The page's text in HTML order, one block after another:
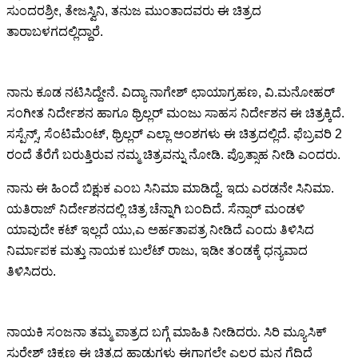
ಸುಂದರಶ್ರೀ, ತೇಜಸ್ವಿನಿ, ತನುಜ ಮುಂತಾದವರು ಈ ಚಿತ್ರದ
ತಾರಾಬಳಗದಲ್ಲಿದ್ದಾರೆ.
ನಾನು ಕೂಡ ನಟಿಸಿದ್ದೇನೆ. ವಿದ್ಯಾ ನಾಗೇಶ್ ಛಾಯಾಗ್ರಹಣ, ವಿ.ಮನೋಹರ್
ಸಂಗೀತ ನಿರ್ದೇಶನ ಹಾಗೂ ಥ್ರಿಲ್ಲರ್ ಮಂಜು ಸಾಹಸ ನಿರ್ದೇಶನ ಈ ಚಿತ್ರಕ್ಕಿದೆ.
ಸಸ್ಪೆನ್ಸ್, ಸೆಂಟಿಮೆಂಟ್, ಥ್ರಿಲ್ಲರ್ ಎಲ್ಲಾ ಅಂಶಗಳು ಈ ಚಿತ್ರದಲ್ಲಿದೆ. ಫೆಬ್ರವರಿ 2
ರಂದೆ ತೆರೆಗೆ ಬರುತ್ತಿರುವ ನಮ್ಮ ಚಿತ್ರವನ್ನು ನೋಡಿ. ಪ್ರೊತ್ಸಾಹ ನೀಡಿ ಎಂದರು.
ನಾನು ಈ ಹಿಂದೆ ಬಿಕ್ಷುಕ ಎಂಬ ಸಿನಿಮಾ ಮಾಡಿದ್ದೆ. ಇದು ಎರಡನೇ ಸಿನಿಮಾ.
ಯತಿರಾಜ್ ನಿರ್ದೇಶನದಲ್ಲಿ ಚಿತ್ರ ಚೆನ್ನಾಗಿ ಬಂದಿದೆ. ಸೆನ್ಸಾರ್ ಮಂಡಳಿ
ಯಾವುದೇ ಕಟ್ ಇಲ್ಲದೆ ಯು,ಎ ಅರ್ಹತಾಪತ್ರ ನೀಡಿದೆ ಎಂದು ತಿಳಿಸಿದ
ನಿರ್ಮಾಪಕ ಮತ್ತು ನಾಯಕ ಬುಲೆಟ್ ರಾಜು, ಇಡೀ ತಂಡಕ್ಕೆ ಧನ್ಯವಾದ
ತಿಳಿಸಿದರು.
ನಾಯಕಿ ಸಂಜನಾ ತಮ್ಮ ಪಾತ್ರದ ಬಗ್ಗೆ ಮಾಹಿತಿ ನೀಡಿದರು. ಸಿರಿ ಮ್ಯೂಸಿಕ್
ಸುರೇಶ್ ಚಿಕ್ಕಣ್ಣ ಈ ಚಿತ್ರದ ಹಾಡುಗಳು ಈಗಾಗಲೇ ಎಲ್ಲರ ಮನ ಗೆದ್ದಿದೆ